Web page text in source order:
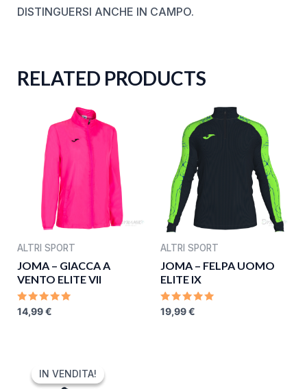
DISTINGUERSI ANCHE IN CAMPO.
RELATED PRODUCTS
ALTRI SPORT
JOMA – GIACCA A
VENTO ELITE VII
RATED
14,99€
ALTRI SPORT
JOMA – FELPA UOMO
ELITE IX
RATED
19,99€
IN VENDITA!
IN VENDITA!
PRICE
WAS:
PRICE
IS: